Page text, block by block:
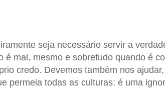
seja necessário servir a
mal, mesmo e sobretudo quando é
credo. Devemos também nos
permeia todas as culturas: é uma